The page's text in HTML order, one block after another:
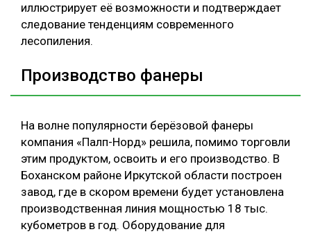
иллюстрирует её возможности и подтверждает
следование тенденциям современного
лесопиления.
Производство фанеры
На волне популярности берёзовой фанеры
компания «Палп-Норд» решила, помимо торговли
этим продуктом, освоить и его производство. В
Боханском районе Иркутской области построен
завод, где в скором времени будет установлена
производственная линия мощностью 18 тыс.
кубометров в год. Оборудование для